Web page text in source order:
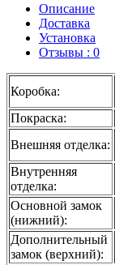
Описание
Доставка
Установка
Отзывы : 0
Коробка:
Покраска:
Внешняя отделка:
Внутренняя
отделка:
Основной замок
(нижний):
Дополнительный
замок (верхний):